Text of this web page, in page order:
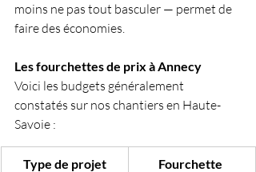
moins ne pas tout basculer — permet de
faire des économies.
Les fourchettes de prix à Annecy
Voici les budgets généralement
constatés sur nos chantiers en Haute-
Savoie :
Type de projet
Fourchette